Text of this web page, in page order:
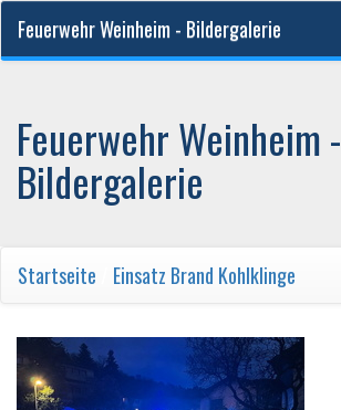
Feuerwehr Weinheim - Bildergalerie
Feuerwehr Weinheim -
Bildergalerie
Startseite Einsatz Brand Kohlklinge